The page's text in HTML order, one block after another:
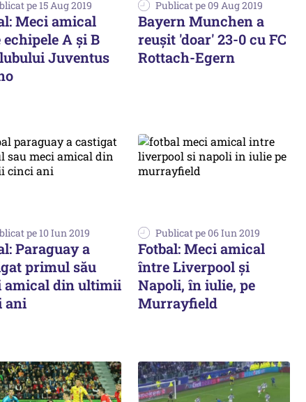
pe 15 Aug 2019
Meci amical
A şi B
Juventus
Publicat pe 09 Aug 2019
Bayern Munchen a
reușit 'doar' 23-0 cu FC
Rottach-Egern
pe 10 Iun 2019
Paraguay a
primul său
amical din ultimii
ani
Publicat pe 06 Iun 2019
Fotbal: Meci amical
între Liverpool şi
Napoli, în iulie, pe
Murrayfield